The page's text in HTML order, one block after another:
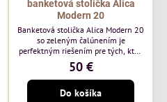
banketová stolička Alica
Modern 20
Banketová stolička Alica Modern 20
so zeleným čalúnením je
perfektným riešením pre tých, ktorí
si cenia vysokú kvalitu a jedinečný
dizajn. Stolička je výnimočná
použitím vysoko kvalitného tmavo
zeleného zamatového čalúnenia od
50 €
Do košíka